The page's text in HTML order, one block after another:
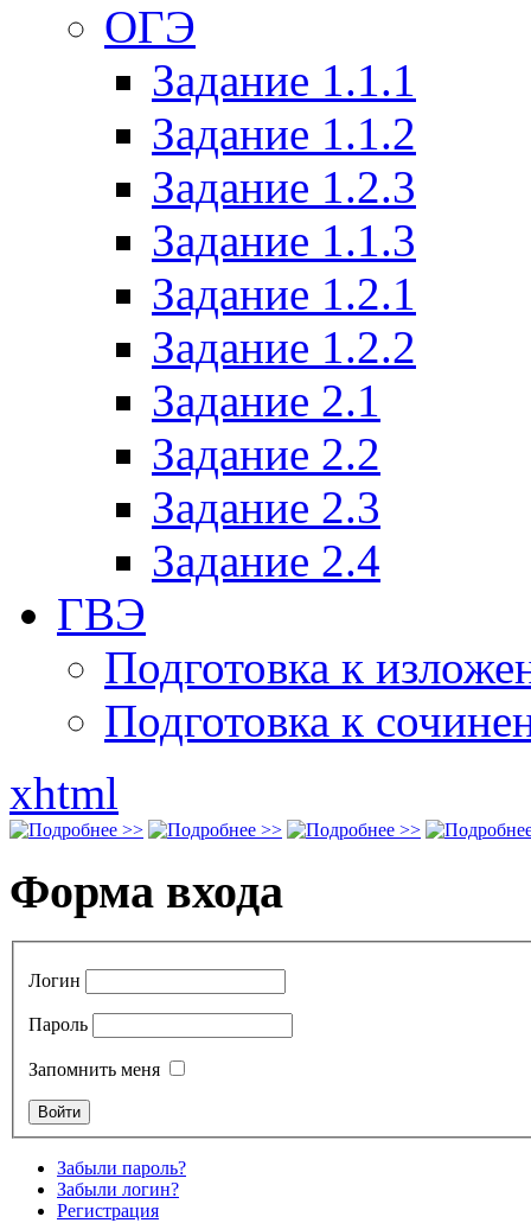
ОГЭ
Задание 1.1.1
Задание 1.1.2
Задание 1.2.3
Задание 1.1.3
Задание 1.2.1
Задание 1.2.2
Задание 2.1
Задание 2.2
Задание 2.3
Задание 2.4
ГВЭ
Подготовка к
Подготовка к
xhtml
Форма входа
Логин
Пароль
Запомнить меня
Забыли пароль?
Забыли логин?
Регистрация